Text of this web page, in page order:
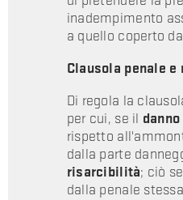
inadempimento
a quello coperto
Clausola penale
Di regola la
per cui, se il
rispetto
dalla parte
risarcibilità; ciò
dalla penale